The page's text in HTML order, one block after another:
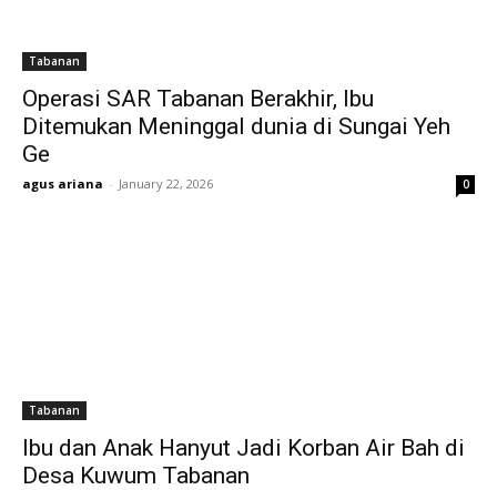
Tabanan
Operasi SAR Tabanan Berakhir, Ibu
Ditemukan Meninggal dunia di Sungai Yeh
Ge
agus ariana - January 22, 2026 0
Tabanan
Ibu dan Anak Hanyut Jadi Korban Air Bah di
Desa Kuwum Tabanan